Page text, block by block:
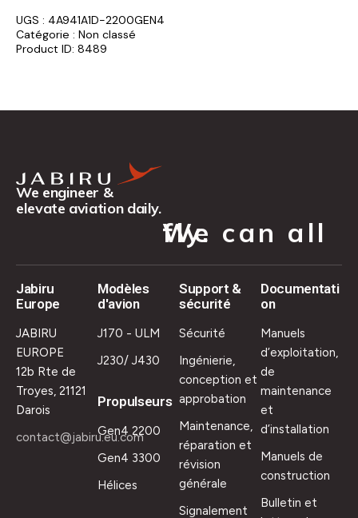
UGS : 4A941A1D-2200GEN4
Catégorie : Non classé
Product ID: 8489
We engineer &
elevate aviation daily.
We can all fly.
Jabiru
Europe
JABIRU
EUROPE
12b Rte de
Troyes, 21121
Darois
contact@jabiru.eu.com
Modèles
d'avion
J170 - ULM
J230/ J430
Propulseurs
Gen4 2200
Gen4 3300
Hélices
Support &
sécurité
Sécurité
Ingénierie,
conception et
approbation
Maintenance,
réparation et
révision
générale
Signalement
Documentati
on
Manuels
d’exploitation,
de
maintenance
et
d’installation
Manuels de
construction
Bulletin et